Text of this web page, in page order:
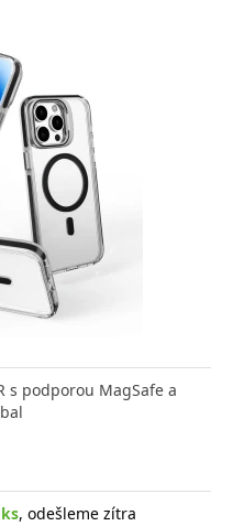
s podporou MagSafe a
, odešleme zítra
nabíjení
zítra